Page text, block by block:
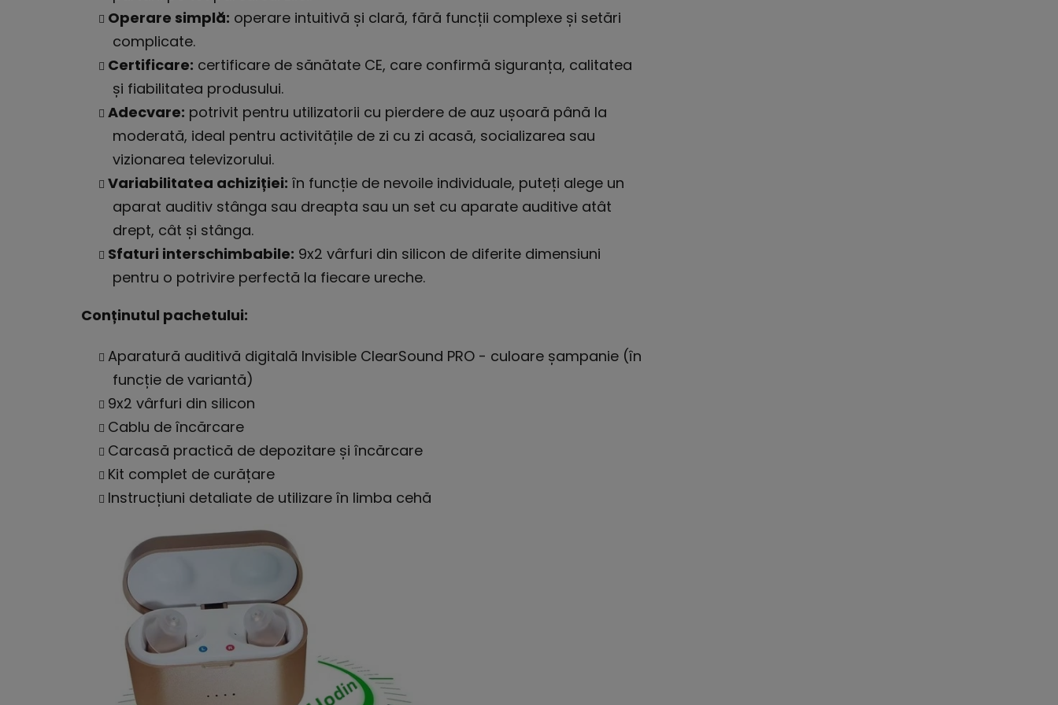
Operare simplă: operare intuitivă și clară, fără funcții complexe și setări
complicate.
Certificare: certificare de sănătate CE, care confirmă siguranța, calitatea
și fiabilitatea produsului.
Adecvare: potrivit pentru utilizatorii cu pierdere de auz ușoară până la
moderată, ideal pentru activitățile de zi cu zi acasă, socializarea sau
vizionarea televizorului.
Variabilitatea achiziției: în funcție de nevoile individuale, puteți alege un
aparat auditiv stânga sau dreapta sau un set cu aparate auditive atât
drept, cât și stânga.
Sfaturi interschimbabile: 9x2 vârfuri din silicon de diferite dimensiuni
pentru o potrivire perfectă la fiecare ureche.
Conținutul pachetului:
Aparatură auditivă digitală Invisible ClearSound PRO - culoare șampanie (în
funcție de variantă)
9x2 vârfuri din silicon
Cablu de încărcare
Carcasă practică de depozitare și încărcare
Kit complet de curățare
Instrucțiuni detaliate de utilizare în limba cehă